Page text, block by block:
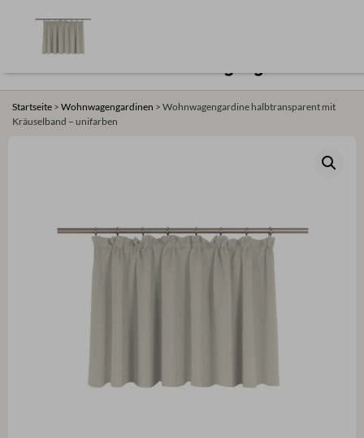
Passgarantie& 30-Tage Rückgaberecht
Startseite > Wohnwagengardinen > Wohnwagengardine halbtransparent mit
Kräuselband – unifarben